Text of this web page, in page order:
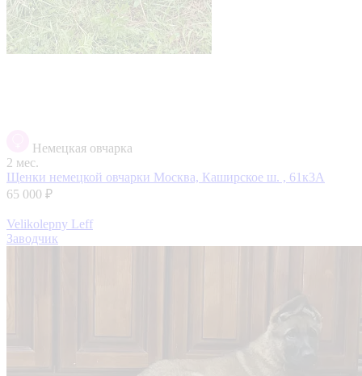
Немецкая овчарка
2 мес.
Щенки немецкой овчарки Москва, Каширское ш. , 61к3А
65 000 ₽
Velikolepny Leff
Заводчик